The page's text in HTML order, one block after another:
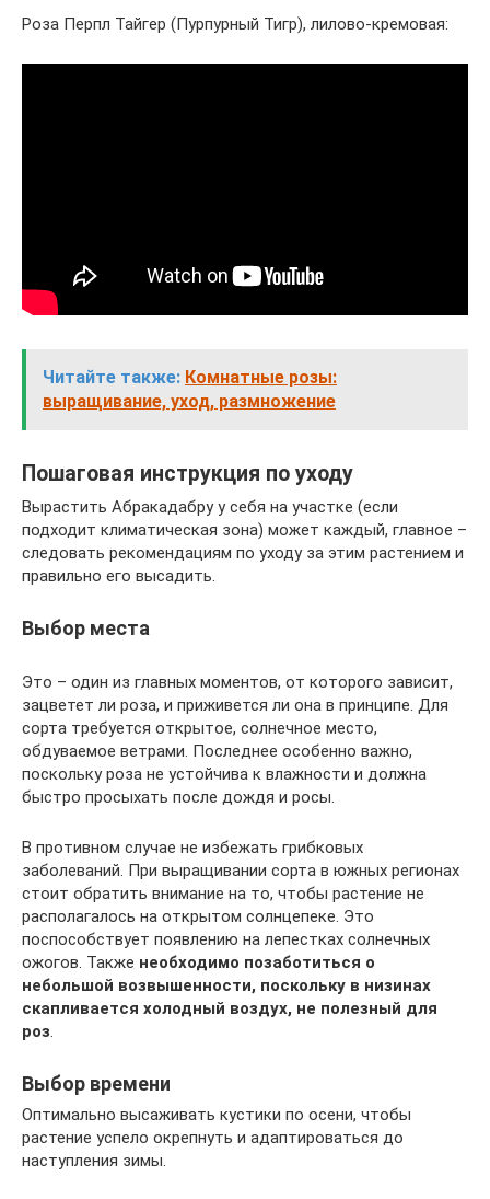
Роза Перпл Тайгер (Пурпурный Тигр), лилово-кремовая:
Читайте также: Комнатные розы:
выращивание, уход, размножение
Пошаговая инструкция по уходу
Вырастить Абракадабру у себя на участке (если
подходит климатическая зона) может каждый, главное –
следовать рекомендациям по уходу за этим растением и
правильно его высадить.
Выбор места
Это – один из главных моментов, от которого зависит,
зацветет ли роза, и приживется ли она в принципе. Для
сорта требуется открытое, солнечное место,
обдуваемое ветрами. Последнее особенно важно,
поскольку роза не устойчива к влажности и должна
быстро просыхать после дождя и росы.
В противном случае не избежать грибковых
заболеваний. При выращивании сорта в южных регионах
стоит обратить внимание на то, чтобы растение не
располагалось на открытом солнцепеке. Это
поспособствует появлению на лепестках солнечных
ожогов. Также необходимо позаботиться о
небольшой возвышенности, поскольку в низинах
скапливается холодный воздух, не полезный для
роз.
Выбор времени
Оптимально высаживать кустики по осени, чтобы
растение успело окрепнуть и адаптироваться до
наступления зимы.